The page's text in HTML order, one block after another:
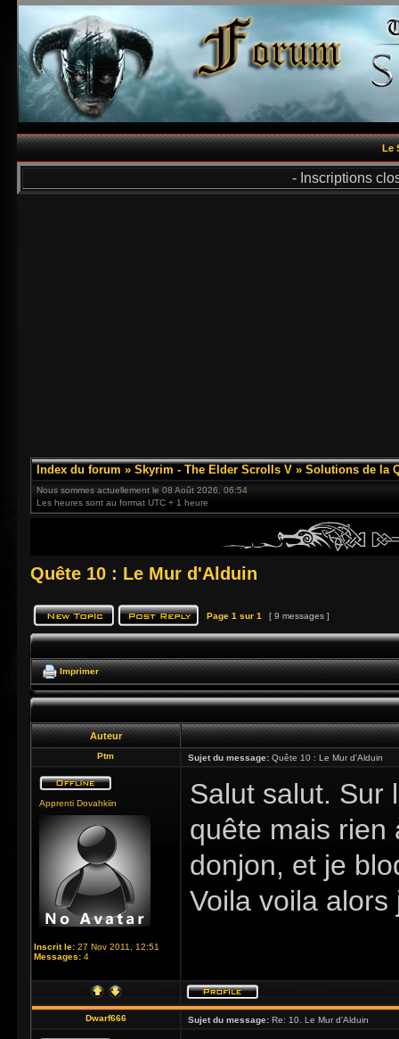
Le
- Inscriptions
Index du forum » Skyrim - The Elder Scrolls V » Solutions de la
Nous sommes actuellement le 08 Août 2026, 06:54
Les heures sont au format UTC + 1 heure
Quête 10 : Le Mur d'Alduin
Page 1 sur 1 [ 9 messages ]
Imprimer
Auteur
Ptm Sujet du message: Quête 10 : Le Mur d'Alduin
Apprenti Dovahkiin
Inscrit le: 27 Nov 2011, 12:51
Messages: 4
Salut salut. Sur
quête mais rien
donjon, et je
Voila voila
Dwarf666 Sujet du message: Re: 10. Le Mur d'Alduin